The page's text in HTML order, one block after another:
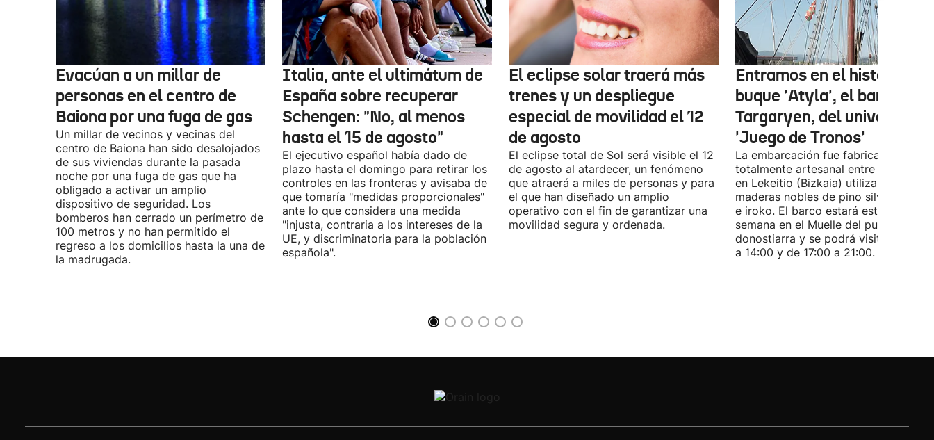
Evacúan a un millar de
personas en el centro de
Baiona por una fuga de gas
Un millar de vecinos y vecinas del
centro de Baiona han sido desalojados
de sus viviendas durante la pasada
noche por una fuga de gas que ha
obligado a activar un amplio
dispositivo de seguridad. Los
bomberos han cerrado un perímetro de
100 metros y no han permitido el
regreso a los domicilios hasta la una de
la madrugada.
Italia, ante el ultimátum de
España sobre recuperar
Schengen: "No, al menos
hasta el 15 de agosto"
El ejecutivo español había dado de
plazo hasta el domingo para retirar los
controles en las fronteras y avisaba de
que tomaría "medidas proporcionales"
ante lo que considera una medida
"injusta, contraria a los intereses de la
UE, y discriminatoria para la población
española".
El eclipse solar traerá más
trenes y un despliegue
especial de movilidad el 12
de agosto
El eclipse total de Sol será visible el 12
de agosto al atardecer, un fenómeno
que atraerá a miles de personas y para
el que han diseñado un amplio
operativo con el fin de garantizar una
movilidad segura y ordenada.
Entramos en el histórico
buque 'Atyla', el barco
Targaryen, del universo de
'Juego de Tronos'
La embarcación fue fabricada de
totalmente artesanal entre 1980 y
en Lekeitio (Bizkaia) utilizando
maderas nobles de pino silvestre,
e iroko. El barco estará este fin de
semana en el Muelle del puerto
donostiarra y se podrá visitar de
a 14:00 y de 17:00 a 21:00.